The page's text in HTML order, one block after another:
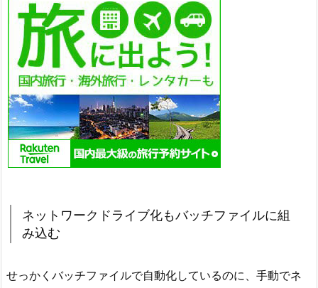
ネットワークドライブ化もバッチファイルに組
み込む
せっかくバッチファイルで自動化しているのに、手動でネ